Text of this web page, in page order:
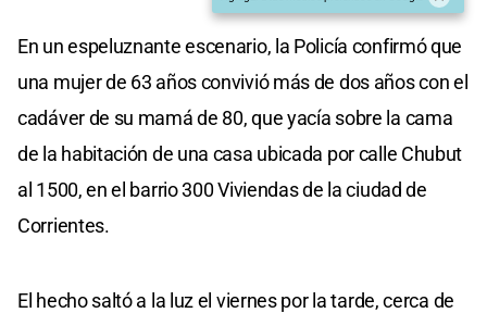
En un espeluznante escenario, la Policía confirmó que
una mujer de 63 años convivió más de dos años con el
cadáver de su mamá de 80, que yacía sobre la cama
de la habitación de una casa ubicada por calle Chubut
al 1500, en el barrio 300 Viviendas de la ciudad de
Corrientes.
El hecho saltó a la luz el viernes por la tarde, cerca de